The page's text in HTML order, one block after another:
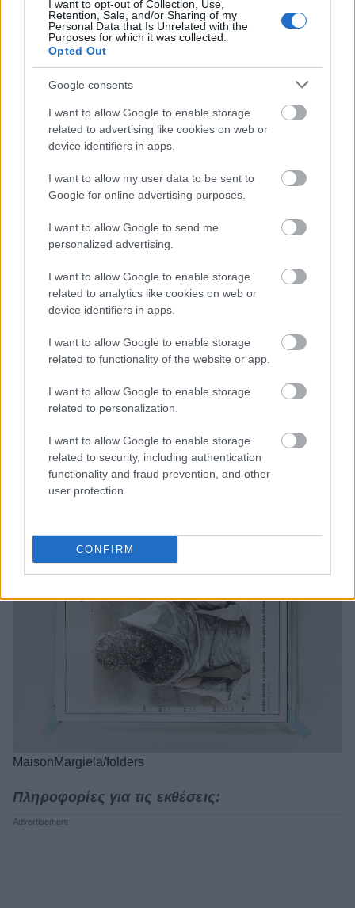
I want to opt-out of Collection, Use,
Retention, Sale, and/or Sharing of my
Personal Data that Is Unrelated with the
Purposes for which it was collected.
Opted Out
Google consents
I want to allow Google to enable storage
related to advertising like cookies on web or
device identifiers in apps.
I want to allow my user data to be sent to
Google for online advertising purposes.
I want to allow Google to send me
personalized advertising.
I want to allow Google to enable storage
related to analytics like cookies on web or
device identifiers in apps.
I want to allow Google to enable storage
related to functionality of the website or app.
I want to allow Google to enable storage
related to personalization.
I want to allow Google to enable storage
related to security, including authentication
functionality and fraud prevention, and other
user protection.
CONFIRM
@Photo credits:
Αξίζει τέλος να πούμε πως, από σήμερα το link του
MaisonMargiela/folders είναι προσβάσιμο
που χρησιμοποιεί η ομάδα του οίκου για την
αποθήκευση εικόνων, χρονοδιαγραμμάτων έργων,
δελτίων τύπου και άλλων εγγράφων εργασίας,
δημοσιεύονται για πρώτη φορά και θα
ανανεώνονται με νέο υλικό καθημερινά και σε
πραγματικό χρόνο.
MaisonMargiela/folders
Πληροφορίες για τις εκθέσεις: